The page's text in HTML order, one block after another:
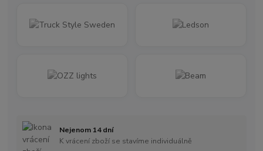
Nejenom 14 dní
K vrácení zboží se stavíme individuálně